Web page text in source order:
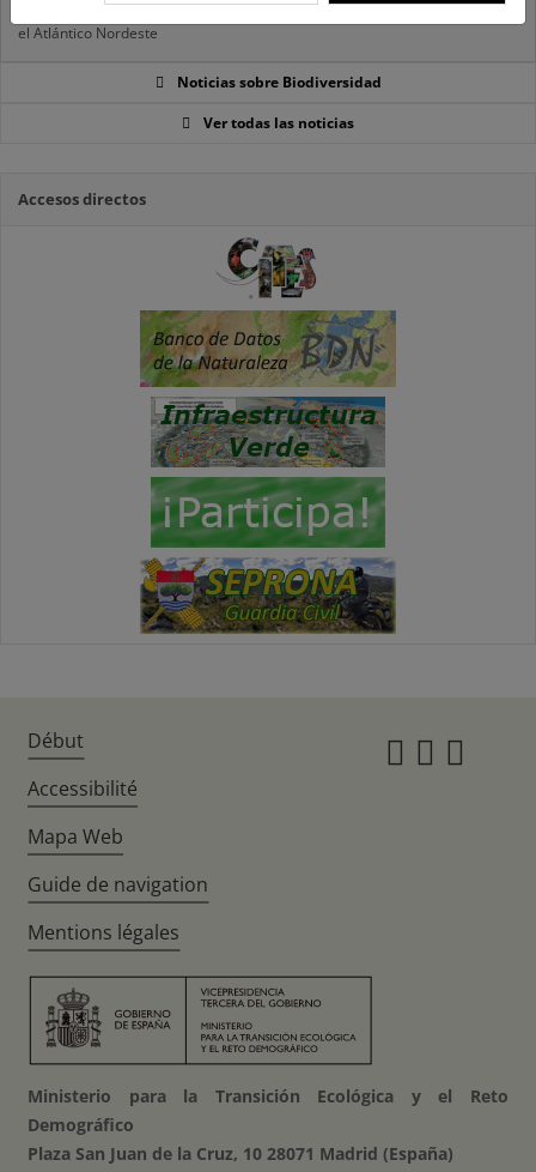
La reunión ministerial de OSPAR refuerza la acción conjunta para proteger
el Atlántico Nordeste
Noticias sobre Biodiversidad
Ver todas las noticias
Accesos directos
Début
Accessibilité
Mapa Web
Guide de navigation
Mentions légales
Ministerio para la Transición Ecológica y el Reto
Demográfico
Plaza San Juan de la Cruz, 10 28071 Madrid (España)